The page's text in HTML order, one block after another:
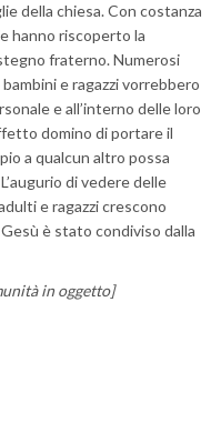
della chiesa. Con costanza
hanno riscoperto la
fraterno. Numerosi
e ragazzi vorrebbero
e all’interno delle loro
domino di portare il
a qualcun altro possa
di vedere delle
e ragazzi crescono
è stato condiviso dalla
in oggetto]